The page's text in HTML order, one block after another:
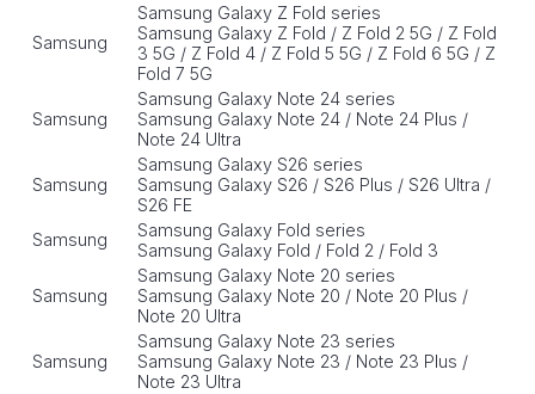
Samsung
Samsung Galaxy Z Fold series
Samsung Galaxy Z Fold / Z Fold 2 5G / Z Fold
3 5G / Z Fold 4 / Z Fold 5 5G / Z Fold 6 5G / Z
Fold 7 5G
Samsung
Samsung Galaxy Note 24 series
Samsung Galaxy Note 24 / Note 24 Plus /
Note 24 Ultra
Samsung
Samsung Galaxy S26 series
Samsung Galaxy S26 / S26 Plus / S26 Ultra /
S26 FE
Samsung
Samsung Galaxy Fold series
Samsung Galaxy Fold / Fold 2 / Fold 3
Samsung
Samsung Galaxy Note 20 series
Samsung Galaxy Note 20 / Note 20 Plus /
Note 20 Ultra
Samsung
Samsung Galaxy Note 23 series
Samsung Galaxy Note 23 / Note 23 Plus /
Note 23 Ultra